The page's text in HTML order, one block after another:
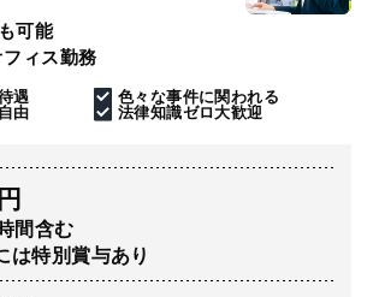
可能
ィス勤務
遇
色々な事件に関われる
由
法律知識ゼロ大歓迎
間含む
は特別賞与あり